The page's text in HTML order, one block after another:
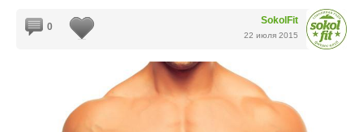
SokolFit
22 июля 2015
0